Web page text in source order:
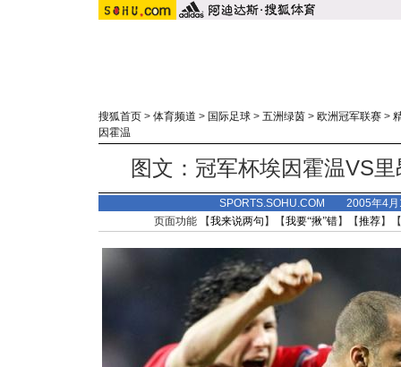
搜狐首页 > 体育频道 > 国际足球 > 五洲绿茵 > 欧洲冠军联赛 >
因霍温
图文：冠军杯埃因霍温VS
SPORTS.SOHU.COM 2005年4
页面功能 【我来说两句 】【我要“揪”错】【推荐】